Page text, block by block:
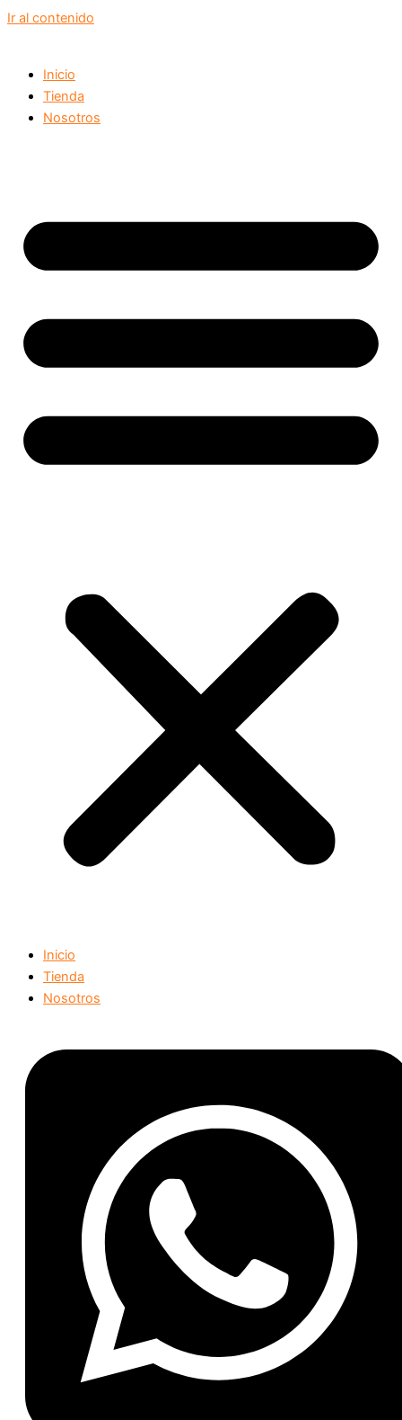
Ir al contenido
Inicio
Tienda
Nosotros
Inicio
Tienda
Nosotros